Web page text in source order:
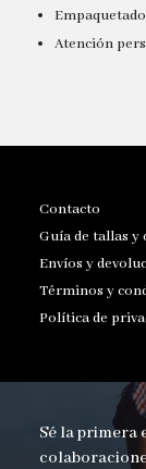
Atención
Contacto
Guía de tallas y
Envíos y
Términos y
Política de
Sé la primera